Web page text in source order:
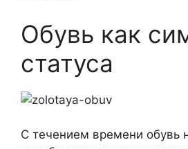
Обувь как
статуса
С течением времени обувь